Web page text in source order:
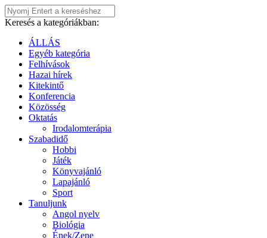
Keresés a kategóriákban:
ÁLLÁS
Egyéb kategória
Felhívások
Hazai hírek
Kitekintő
Konferencia
Közösség
Oktatás
Irodalomterápia
Szabadidő
Hobbi
Játék
Könyvajánló
Lapajánló
Sport
Tanuljunk
Angol nyelv
Biológia
Ének/Zene